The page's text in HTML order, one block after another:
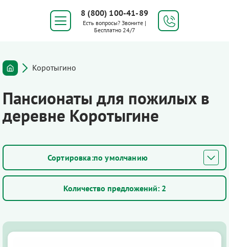
8 (800) 100-41-89
Есть вопросы? Звоните |
Бесплатно 24/7
Коротыгино
Пансионаты для пожилых в
деревне Коротыгине
по умолчанию
Количество предложений: 2